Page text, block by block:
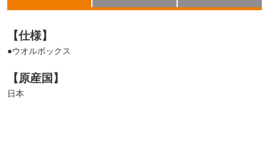
【仕様】
●ウオルボックス
【原産国】
日本